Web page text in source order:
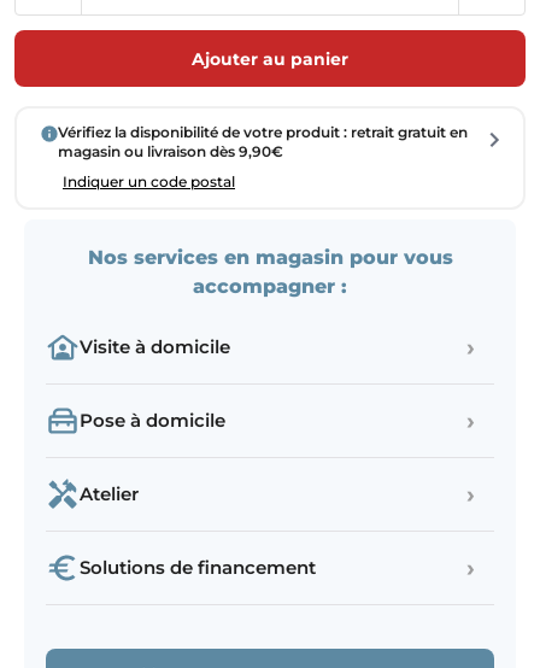
Ajouter au panier
Vérifiez la disponibilité de votre produit : retrait gratuit en
magasin ou livraison dès 9,90€
Indiquer un code postal
Nos services en magasin pour vous
accompagner :
Visite à domicile ›
Pose à domicile ›
Atelier ›
Solutions de financement ›